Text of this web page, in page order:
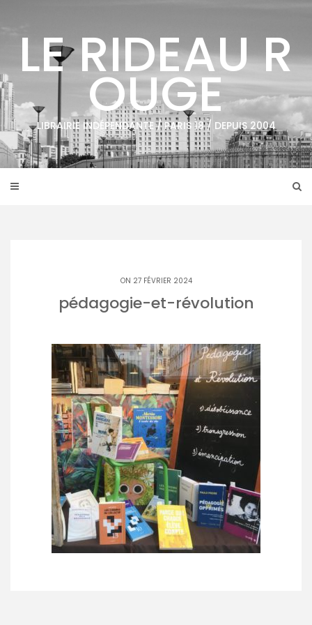
contentLE RIDEAU R
OUGE
LIBRAIRIE INDÉPENDANTE / PARIS 18 / DEPUIS 2004
ON 27 FÉVRIER 2024
pédagogie-et-révolution